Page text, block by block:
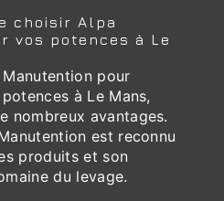
choisir Alpa
vos potences à Le
pour
à Le Mans,
nombreux avantages.
est reconnu
produits et son
du levage.